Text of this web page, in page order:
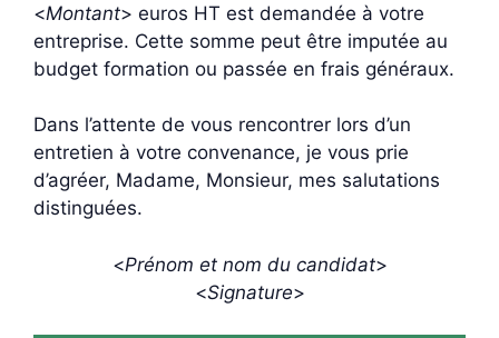
<Montant> euros HT est demandée à votre
entreprise. Cette somme peut être imputée au
budget formation ou passée en frais généraux.
Dans l’attente de vous rencontrer lors d’un
entretien à votre convenance, je vous prie
d’agréer, Madame, Monsieur, mes salutations
distinguées.
<Prénom et nom du candidat>
<Signature>